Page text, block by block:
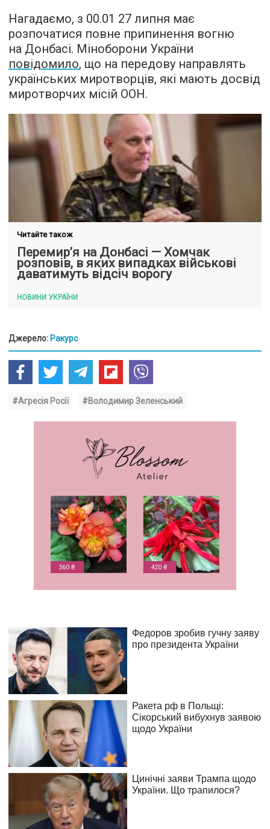
Нагадаємо, з 00.01 27 липня має
розпочатися повне припинення вогню
на Донбасі. Міноборони України
повідомило, що на передову направлять
українських миротворців, які мають досвід
миротворчих місій ООН.
Читайте також
Перемир’я на Донбасі — Хомчак
розповів, в яких випадках військові
даватимуть відсіч ворогу
НОВИНИ УКРАЇНИ
Джерело: Ракурс
#Агресія Росії #Володимир Зеленський